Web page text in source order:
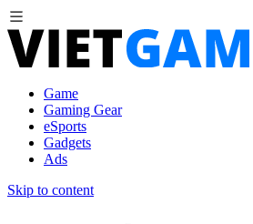
Game
Gaming Gear
eSports
Gadgets
Ads
Skip to content